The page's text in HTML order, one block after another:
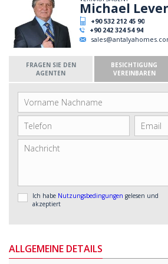
Michael
+90 532 212 45 90
+90 242 324 54 94
FRAGEN SIE DEN
AGENTEN
BESICHTIGUNG
VEREINBAREN
Ich habe Nutzungsbedingungen gelesen und
akzeptiert
ALLGEMEINE DETAILS